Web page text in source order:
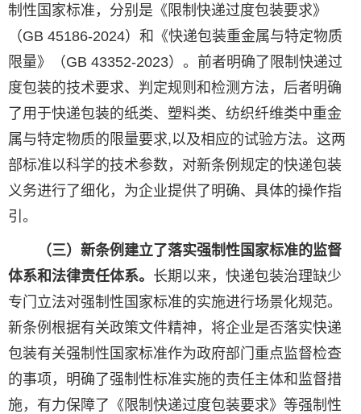
制性国家标准，分别是《限制快递过度包装要求》
（GB 45186-2024）和《快递包装重金属与特定物质
限量》（GB 43352-2023）。前者明确了限制快递过
度包装的技术要求、判定规则和检测方法，后者明确
了用于快递包装的纸类、塑料类、纺织纤维类中重金
属与特定物质的限量要求,以及相应的试验方法。这两
部标准以科学的技术参数，对新条例规定的快递包装
义务进行了细化，为企业提供了明确、具体的操作指
引。
（三）新条例建立了落实强制性国家标准的监督
体系和法律责任体系。 长期以来，快递包装治理缺少
专门立法对强制性国家标准的实施进行场景化规范。
新条例根据有关政策文件精神，将企业是否落实快递
包装有关强制性国家标准作为政府部门重点监督检查
的事项，明确了强制性标准实施的责任主体和监督措
施，有力保障了《限制快递过度包装要求》等强制性